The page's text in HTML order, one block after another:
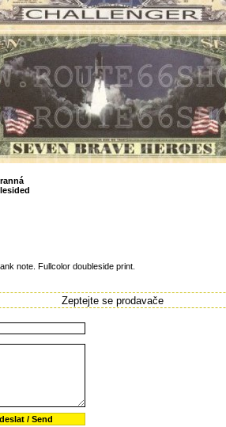
note. Fullcolor doubleside print.
Zeptejte se prodavače